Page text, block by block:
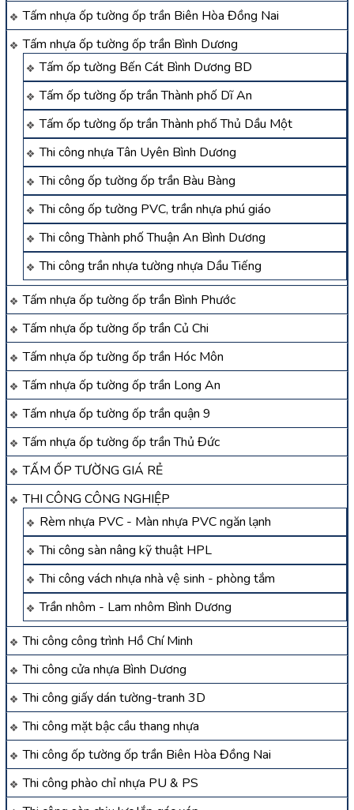
Tấm nhựa ốp tường ốp trần Biên Hòa Đồng Nai
Tấm nhựa ốp tường ốp trần Bình Dương
Tấm ốp tường Bến Cát Bình Dương BD
Tấm ốp tường ốp trần Thành phố Dĩ An
Tấm ốp tường ốp trần Thành phố Thủ Dầu Một
Thi công nhựa Tân Uyên Bình Dương
Thi công ốp tường ốp trần Bàu Bàng
Thi công ốp tường PVC, trần nhựa phú giáo
Thi công Thành phố Thuận An Bình Dương
Thi công trần nhựa tường nhựa Dầu Tiếng
Tấm nhựa ốp tường ốp trần Bình Phước
Tấm nhựa ốp tường ốp trần Củ Chi
Tấm nhựa ốp tường ốp trần Hóc Môn
Tấm nhựa ốp tường ốp trần Long An
Tấm nhựa ốp tường ốp trần quận 9
Tấm nhựa ốp tường ốp trần Thủ Đức
TẤM ỐP TƯỜNG GIÁ RẺ
THI CÔNG CÔNG NGHIỆP
Rèm nhựa PVC - Màn nhựa PVC ngăn lạnh
Thi công sàn nâng kỹ thuật HPL
Thi công vách nhựa nhà vệ sinh - phòng tắm
Trần nhôm - Lam nhôm Bình Dương
Thi công công trình Hồ Chí Minh
Thi công cửa nhựa Bình Dương
Thi công giấy dán tường-tranh 3D
Thi công mặt bậc cầu thang nhựa
Thi công ốp tường ốp trần Biên Hòa Đồng Nai
Thi công phào chỉ nhựa PU & PS